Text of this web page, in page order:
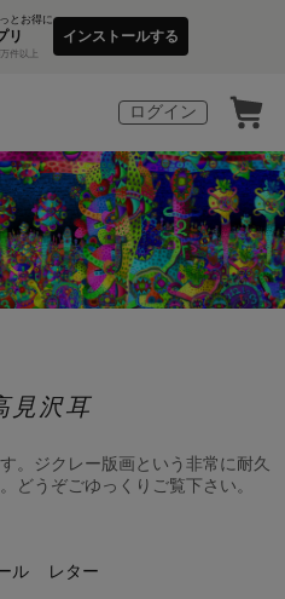
とお得に
リ
万件以上
インストールする
ログイン
見沢耳
。ジクレー版画という非常に耐久
どうぞごゆっくりご覧下さい。
ル レター